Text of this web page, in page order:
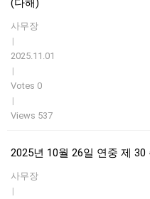
(다해)
사무장
|
2025.11.01
|
Votes 0
|
Views 537
2025년 10월 26일 연중 제
사무장
|